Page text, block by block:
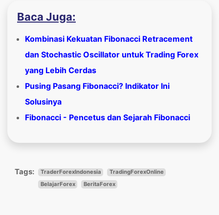
Baca Juga:
Kombinasi Kekuatan Fibonacci Retracement
dan Stochastic Oscillator untuk Trading Forex
yang Lebih Cerdas
Pusing Pasang Fibonacci? Indikator Ini
Solusinya
Fibonacci - Pencetus dan Sejarah Fibonacci
Tags: TraderForexIndonesia
TradingForexOnline
BelajarForex
BeritaForex